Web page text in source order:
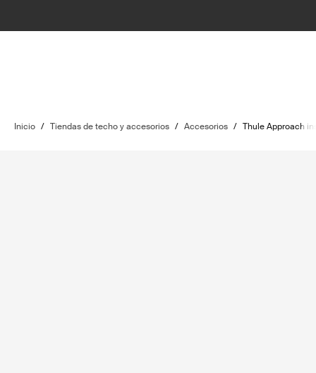
Inicio / Tiendas de techo y accesorios / Accesorios / Thule Approach